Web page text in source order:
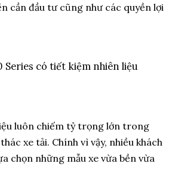
cần đầu tư cũng như các quyền lợi
Series có tiết kiệm nhiên liệu
luôn chiếm tỷ trọng lớn trong
xe tải. Chính vì vậy, nhiều khách
chọn những mẫu xe vừa bền vừa